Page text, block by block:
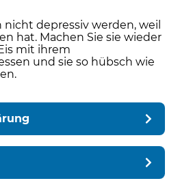
nicht depressiv werden, weil
hat. Machen Sie sie wieder
mit ihrem
und sie so hübsch wie